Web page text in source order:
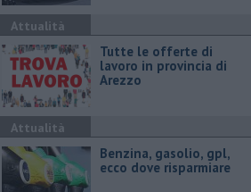
Attualità
​Tutte le offerte di
lavoro in provincia di
Arezzo
Attualità
​Benzina, gasolio, gpl,
ecco dove risparmiare